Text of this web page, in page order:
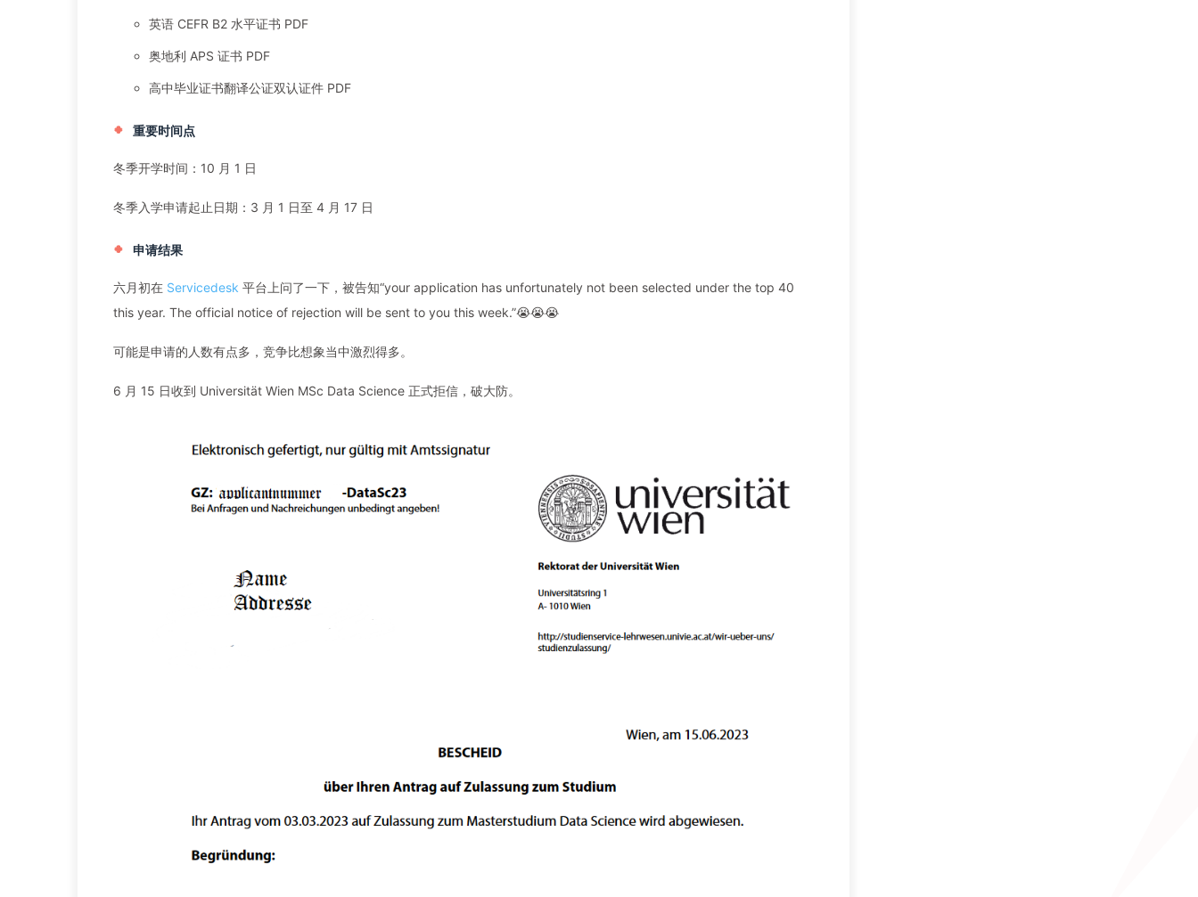
英语 CEFR B2 水平证书 PDF
奥地利 APS 证书 PDF
高中毕业证书翻译公证双认证件 PDF
重要时间点
冬季开学时间：10 月 1 日
冬季入学申请起止日期：3 月 1 日至 4 月 17 日
申请结果
六月初在 Servicedesk 平台上问了一下，被告知“your application has unfortunately not been selected under the top 40
this year. The official notice of rejection will be sent to you this week.”😭😭😭
可能是申请的人数有点多，竞争比想象当中激烈得多。
6 月 15 日收到 Universität Wien MSc Data Science 正式拒信，破大防。